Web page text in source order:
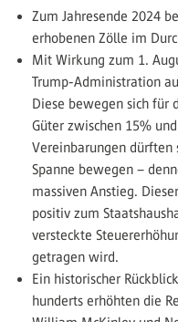
Zum Jahresende 2024
erhobenen Zölle im
Mit Wirkung zum 1.
Trump-­Administration
Diese bewegen sich für
Güter zwischen 15%
Vereinbarungen dürften
Spanne bewegen –
massiven Anstieg.
positiv zum
versteckte
getragen wird.
Ein historischer
hunderts erhöhten die